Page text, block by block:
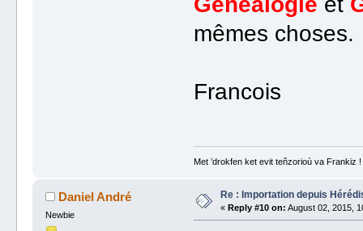
mêmes choses.
Francois
Met ’drokfen ket evit teñzorioù va Frankiz !
Daniel André
Newbie
Re : Importation depuis
« Reply #10 on: August 02, 2015,